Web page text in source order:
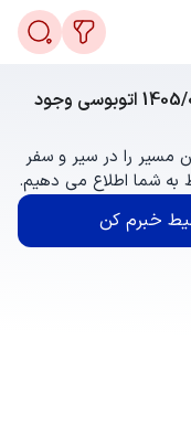
متاسفانه برای مسیر به در تاریخ 1405/05/15 اتوبوسی وجود
مسیر را در سیر و سفر
شما اطلاع می دهیم.
خبرم کن